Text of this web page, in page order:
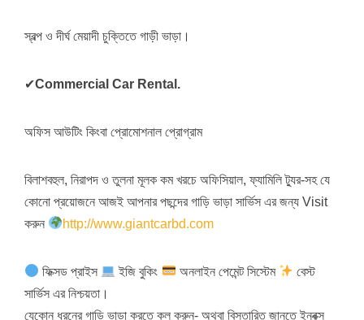
স্বল্প ও দীর্ঘ মেয়াদী চুক্তিতে গাড়ী ভাড়া।
✔Commercial Car Rental.
অফিস আউটিং কিংবা প্রোমোশনাল প্রোগ্রাম
বিলাশবহুল, নিরাপদ ও তুলনা মূলক কম খরচে অফিসিয়াল, ফ্যামিলি ট্যুর-সহ যে
কোনো প্রয়োজনে আজই আপনার পছন্দের গাড়ি ভাড়া সার্ভিস এর জন্য Visit
করুন
http://www.giantcarbd.com
ফিক্সড প্রাইস ইজি বুকিং অনলাইন পেমেন্ট সিস্টেম
বেস্ট
সার্ভিস এর নিশ্চয়তা।
যেকোন ধরনের গাড়ি ভাড়া করতে কল করুন- অথবা বিস্তারিত জানতে ইনবক্স